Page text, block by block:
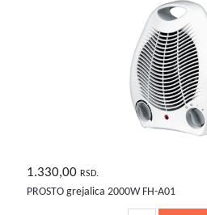
1.330,00 RSD.
PROSTO grejalica 2000W FH-A01